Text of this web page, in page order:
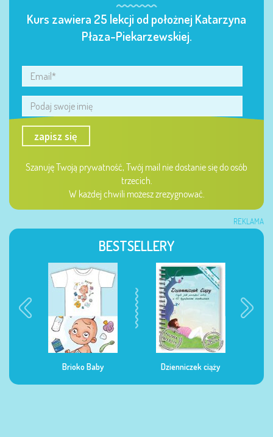
Kurs zawiera 25 lekcji od położnej Katarzyna
Płaza-Piekarzewskiej.
zapisz się
Szanuję Twoją prywatność, Twój mail nie dostanie się do osób
trzecich.
W każdej chwili możesz zrezygnować.
REKLAMA
BESTSELLERY
Dzienniczek ciąży Dzienniczek żywienia